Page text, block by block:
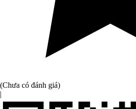
(Chưa có đánh giá)
|